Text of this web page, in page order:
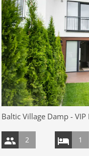
Baltic Village Damp -
2 1